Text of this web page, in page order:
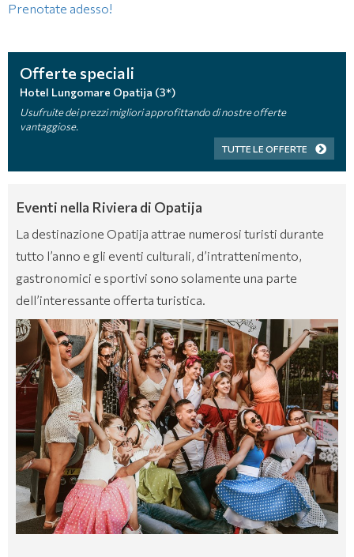
Prenotate adesso!
Offerte speciali
Hotel Lungomare Opatija (3*)
Usufruite dei prezzi migliori approfittando di nostre offerte
vantaggiose.
TUTTE LE OFFERTE
Eventi nella Riviera di Opatija
La destinazione Opatija attrae numerosi turisti durante
tutto l’anno e gli eventi culturali, d’intrattenimento,
gastronomici e sportivi sono solamente una parte
dell’interessante offerta turistica.